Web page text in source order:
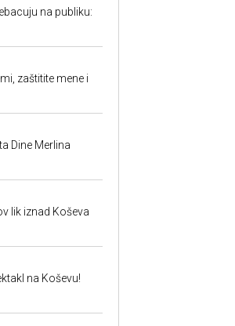
na publiku:
zaštitite mene i
Dine Merlina
lik iznad Koševa
na Koševu!